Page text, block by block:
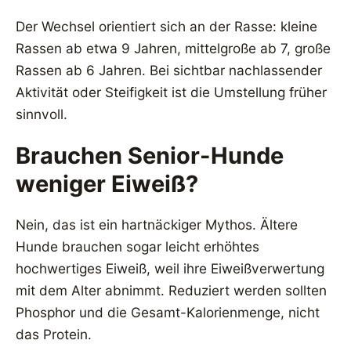
Der Wechsel orientiert sich an der Rasse: kleine
Rassen ab etwa 9 Jahren, mittelgroße ab 7, große
Rassen ab 6 Jahren. Bei sichtbar nachlassender
Aktivität oder Steifigkeit ist die Umstellung früher
sinnvoll.
Brauchen Senior-Hunde
weniger Eiweiß?
Nein, das ist ein hartnäckiger Mythos. Ältere
Hunde brauchen sogar leicht erhöhtes
hochwertiges Eiweiß, weil ihre Eiweißverwertung
mit dem Alter abnimmt. Reduziert werden sollten
Phosphor und die Gesamt-Kalorienmenge, nicht
das Protein.